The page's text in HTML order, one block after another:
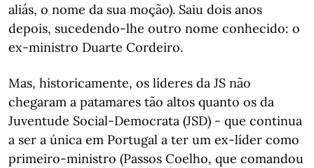
aliás, o nome da sua moção). Saiu dois anos
depois, sucedendo-lhe outro nome conhecido: o
ex-ministro Duarte Cordeiro.
Mas, historicamente, os líderes da JS não
chegaram a patamares tão altos quanto os da
Juventude Social-Democrata (JSD) - que continua
a ser a única em Portugal a ter um ex-líder como
primeiro-ministro (Passos Coelho, que comandou